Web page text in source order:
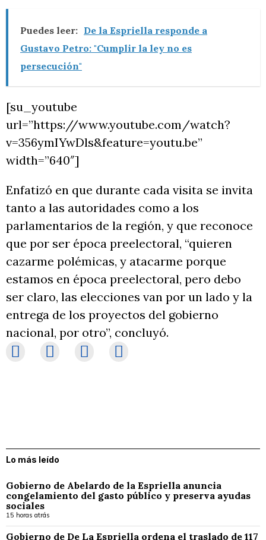
Puedes leer: De la Espriella responde a
Gustavo Petro: "Cumplir la ley no es
persecución"
[su_youtube
url=”https://www.youtube.com/watch?
v=356ymIYwDls&feature=youtu.be”
width=”640″]
Enfatizó en que durante cada visita se invita
tanto a las autoridades como a los
parlamentarios de la región, y que reconoce
que por ser época preelectoral, “quieren
cazarme polémicas, y atacarme porque
estamos en época preelectoral, pero debo
ser claro, las elecciones van por un lado y la
entrega de los proyectos del gobierno
nacional, por otro”, concluyó.
Lo más leído
Gobierno de Abelardo de la Espriella anuncia
congelamiento del gasto público y preserva ayudas
sociales
15 horas atrás
Gobierno de De La Espriella ordena el traslado de 117